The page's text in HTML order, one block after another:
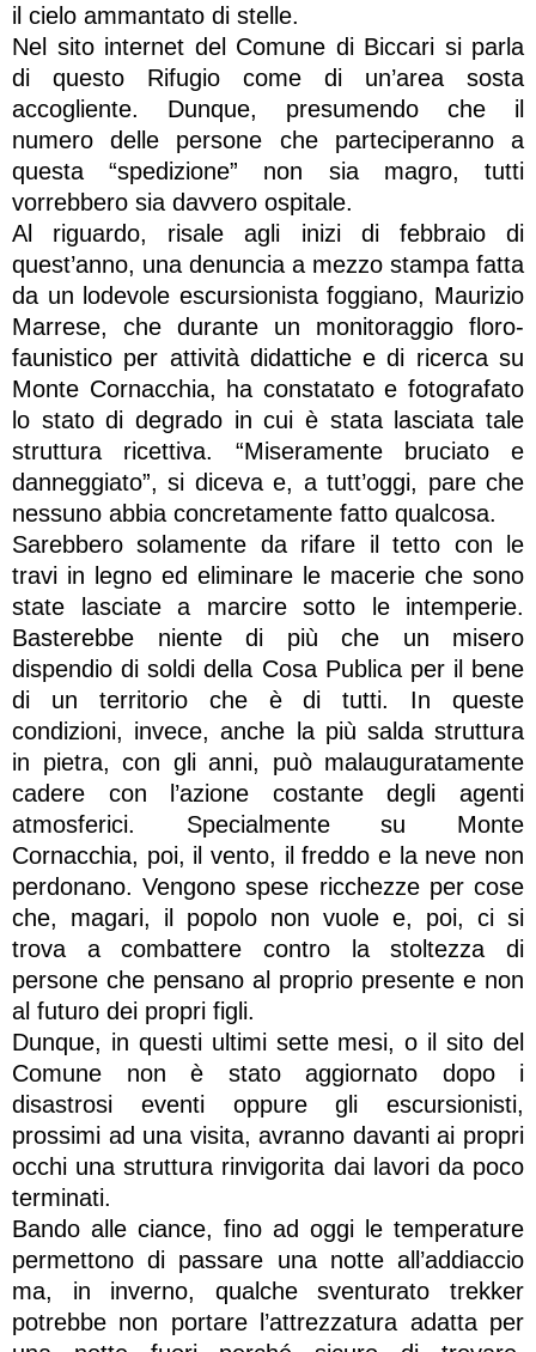
il cielo ammantato di stelle.
Nel sito internet del Comune di Biccari si parla
di questo Rifugio come di un’area sosta
accogliente. Dunque, presumendo che il
numero delle persone che parteciperanno a
questa “spedizione” non sia magro, tutti
vorrebbero sia davvero ospitale.
Al riguardo, risale agli inizi di febbraio di
quest’anno, una denuncia a mezzo stampa fatta
da un lodevole escursionista foggiano, Maurizio
Marrese, che durante un monitoraggio floro-
faunistico per attività didattiche e di ricerca su
Monte Cornacchia, ha constatato e fotografato
lo stato di degrado in cui è stata lasciata tale
struttura ricettiva. “Miseramente bruciato e
danneggiato”, si diceva e, a tutt’oggi, pare che
nessuno abbia concretamente fatto qualcosa.
Sarebbero solamente da rifare il tetto con le
travi in legno ed eliminare le macerie che sono
state lasciate a marcire sotto le intemperie.
Basterebbe niente di più che un misero
dispendio di soldi della Cosa Publica per il bene
di un territorio che è di tutti. In queste
condizioni, invece, anche la più salda struttura
in pietra, con gli anni, può malauguratamente
cadere con l’azione costante degli agenti
atmosferici. Specialmente su Monte
Cornacchia, poi, il vento, il freddo e la neve non
perdonano. Vengono spese ricchezze per cose
che, magari, il popolo non vuole e, poi, ci si
trova a combattere contro la stoltezza di
persone che pensano al proprio presente e non
al futuro dei propri figli.
Dunque, in questi ultimi sette mesi, o il sito del
Comune non è stato aggiornato dopo i
disastrosi eventi oppure gli escursionisti,
prossimi ad una visita, avranno davanti ai propri
occhi una struttura rinvigorita dai lavori da poco
terminati.
Bando alle ciance, fino ad oggi le temperature
permettono di passare una notte all’addiaccio
ma, in inverno, qualche sventurato trekker
potrebbe non portare l’attrezzatura adatta per